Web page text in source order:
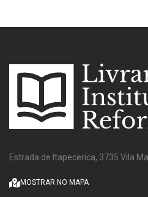
Estrada de Itapecerica, 3735 Vila
MOSTRAR NO MAPA